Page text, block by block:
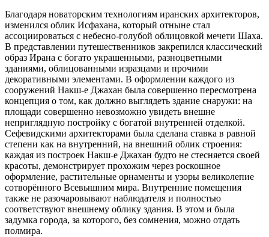
Благодаря новаторским технологиям иранских архитекторов,
изменился облик Исфахана, который отныне стал
ассоциироваться с небесно-голубой облицовкой мечети Шаха.
В представлении путешественников закрепился классический
образ Ирана с богато украшенными, разноцветными
зданиями, облицованными изразцами и прочими
декоративными элементами. В оформлении каждого из
сооружений Накш-е Джахан была совершенно пересмотрена
концепция о том, как должно выглядеть здание снаружи: на
площади совершенно невозможно увидеть внешне
неприглядную постройку с богатой внутренней отделкой.
Сефевидскими архитекторами была сделана ставка в равной
степени как на внутренний, на внешний облик строения:
каждая из построек Накш-е Джахан будто не стесняется своей
красоты, демонстрирует прохожим через роскошное
оформление, растительные орнаменты и узоры великолепие
сотворённого Всевышним мира. Внутренние помещения
также не разочаровывают наблюдателя и полностью
соответствуют внешнему облику здания. В этом и была
задумка города, за которого, без сомнения, можно отдать
полмира.